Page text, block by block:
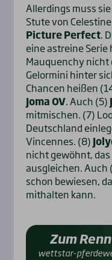
Allerdings muss
Stute von
Picture Perfect.
eine astreine
Mauquenchy nicht
Gelormini hinter
Chancen heißen
Joma OV. Auch (5)
mitmischen. (7)
Deutschland
Vincennes. (8)
nicht gewöhnt, das
ausgleichen. Auch
schon bewiesen,
mithalten kann.
Zum
wettstar-